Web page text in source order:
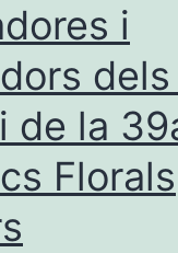
i
de la
Florals